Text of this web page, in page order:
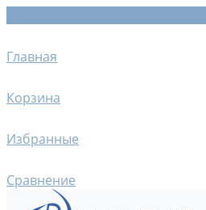
Главная
Корзина
Избранные
Сравнение